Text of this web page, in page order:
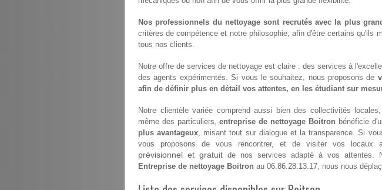
Nos professionnels du nettoyage sont recrutés avec la plus
critères de compétence et notre philosophie, afin d'être certains qu'ils
tous nos clients.
Notre offre de services de nettoyage est claire : des services à
des agents expérimentés. Si vous le souhaitez, nous proposons de
afin de définir plus en détail vos attentes, en les étudiant sur
Notre clientèle variée comprend aussi bien des collectivités
même des particuliers,entreprise de nettoyage Boitron bénéficie
plus avantageux, misant tout sur dialogue et la transparence. Si
vous proposons de vous rencontrer, et de visiter vos locaux
prévisionnel et gratuit de nos services adapté à vos attentes.
Entreprise de nettoyage Boitron au 06.86.28.13.17, nous nous